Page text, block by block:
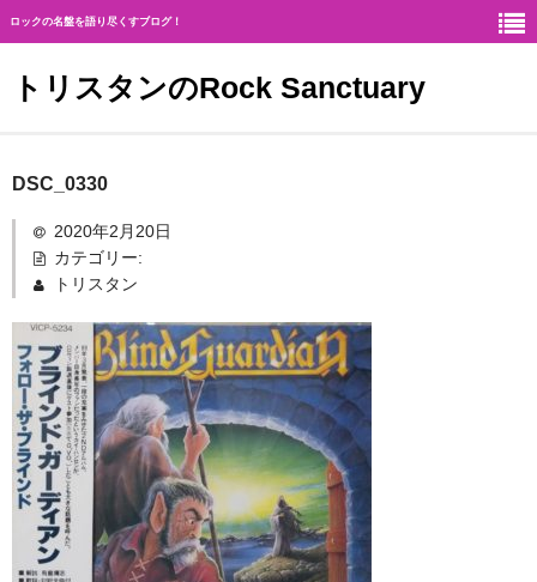
ロックの名盤を語り尽くすブログ！
トリスタンのRock Sanctuary
ハード・ロック
ギタリスト
北欧メタル
メロディアス・ロック
ヘヴィ・メタル
ジャーマン・メタル
アメリカン・メタル
DSC_0330
2020年2月20日
カテゴリー:
トリスタン